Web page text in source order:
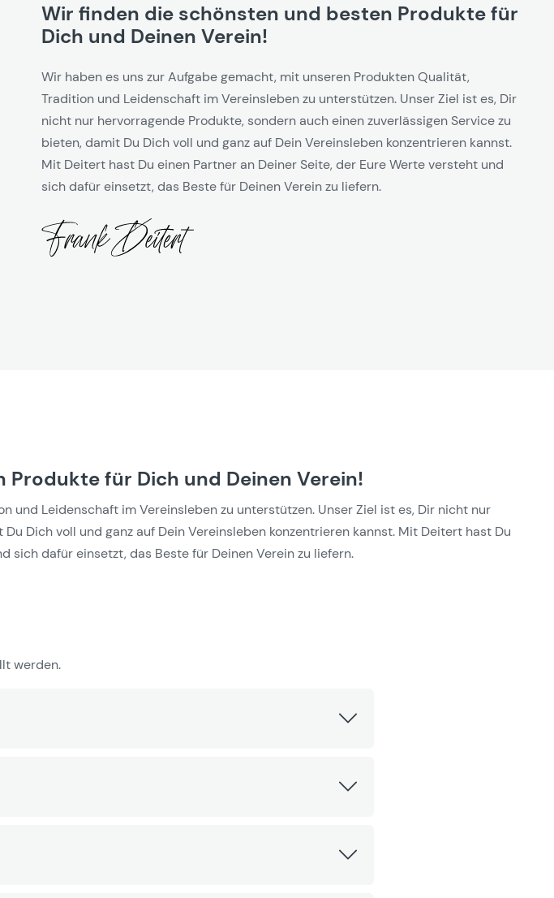
Wir finden die schönsten und besten Produkte für
Dich und Deinen Verein!
Wir haben es uns zur Aufgabe gemacht, mit unseren Produkten Qualität,
Tradition und Leidenschaft im Vereinsleben zu unterstützen. Unser Ziel ist es, Dir
nicht nur hervorragende Produkte, sondern auch einen zuverlässigen Service zu
bieten, damit Du Dich voll und ganz auf Dein Vereinsleben konzentrieren kannst.
Mit Deitert hast Du einen Partner an Deiner Seite, der Eure Werte versteht und
sich dafür einsetzt, das Beste für Deinen Verein zu liefern.
für Dich und Deinen Verein!
Leidenschaft im Vereinsleben zu unterstützen. Unser Ziel ist es, Dir nicht nur
Dich voll und ganz auf Dein Vereinsleben konzentrieren kannst. Mit Deitert hast Du
sich dafür einsetzt, das Beste für Deinen Verein zu liefern.
werden.